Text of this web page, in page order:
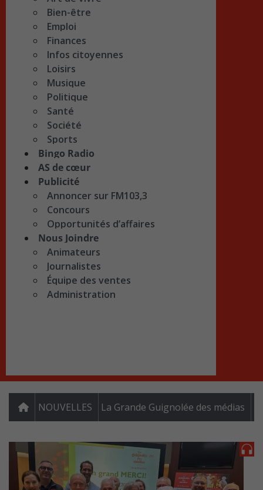
Bien-être
Emploi
Finances
Infos citoyennes
Loisirs
Musique
Politique
Santé
Société
Sports
Bingo Radio
AS de cœur
Publicité
Annoncer sur FM103,3
Concours
Opportunités d’affaires
Nous Joindre
Animateurs
Journalistes
Équipe des ventes
Administration
NOUVELLES La Grande Guignolée des médias